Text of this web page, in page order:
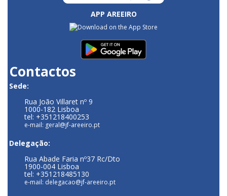
APP AREEIRO
Contactos
Sede:
Rua João Villaret nº 9
1000-182 Lisboa
tel: +351218400253
e-mail: geral@jf-areeiro.pt
Delegação:
Rua Abade Faria nº37 Rc/Dto
1900-004 Lisboa
tel: +351218485130
e-mail: delegacao@jf-areeiro.pt